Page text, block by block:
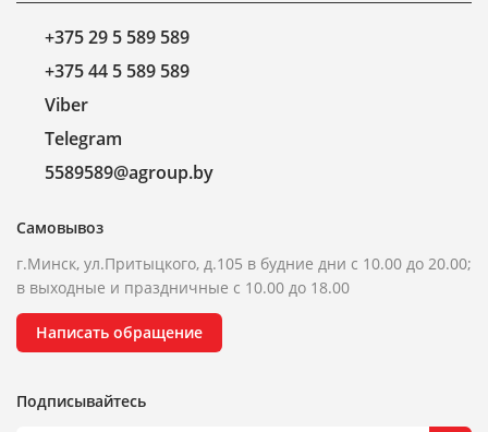
+375 29 5 589 589
+375 44 5 589 589
Viber
Telegram
5589589@agroup.by
Самовывоз
г.Минск, ул.Притыцкого, д.105 в будние дни с 10.00 до 20.00;
в выходные и праздничные с 10.00 до 18.00
Написать обращение
Подписывайтесь